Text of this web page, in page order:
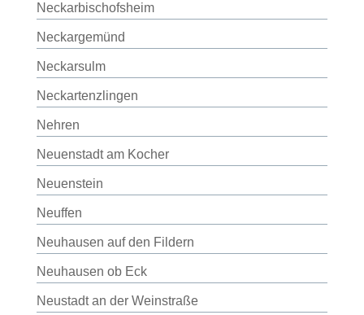
Neckarbischofsheim
Neckargemünd
Neckarsulm
Neckartenzlingen
Nehren
Neuenstadt am Kocher
Neuenstein
Neuffen
Neuhausen auf den Fildern
Neuhausen ob Eck
Neustadt an der Weinstraße